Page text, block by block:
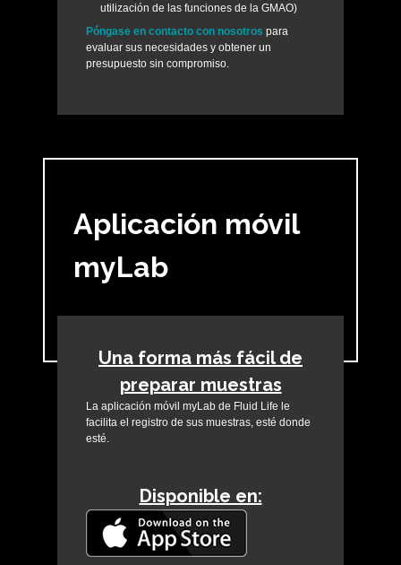
utilización de las funciones de la GMAO)
Póngase en contacto con nosotros para
evaluar sus necesidades y obtener un
presupuesto sin compromiso.
Aplicación móvil
myLab
Una forma más fácil de
preparar muestras
La aplicación móvil myLab de Fluid Life le
facilita el registro de sus muestras, esté donde
esté.
Disponible en: